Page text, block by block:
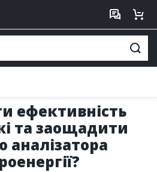
ефективність
та заощадити
аналізатора